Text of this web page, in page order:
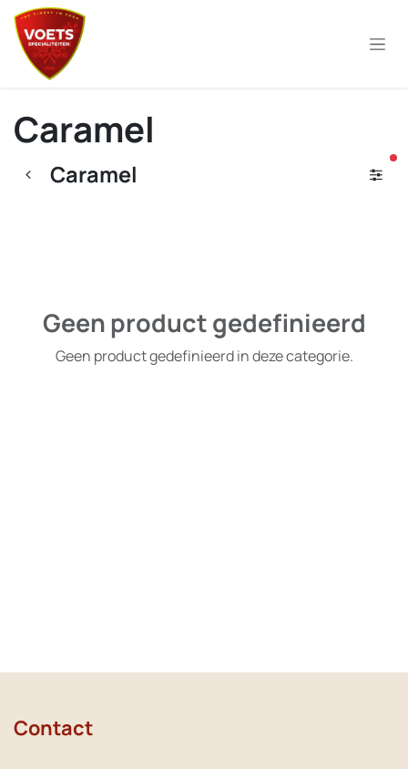
Overslaan naar inhoud
Caramel
Caramel
Geen product gedefinieerd
Geen product gedefinieerd in deze categorie.
Contact